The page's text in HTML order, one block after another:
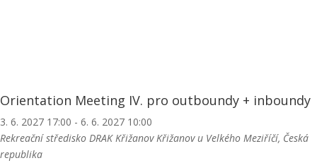
Orientation Meeting IV. pro outboundy + inboundy
3. 6. 2027 17:00 - 6. 6. 2027 10:00
Rekreační středisko DRAK KřižanovKřižanov u Velkého Meziříčí, Česká
republika